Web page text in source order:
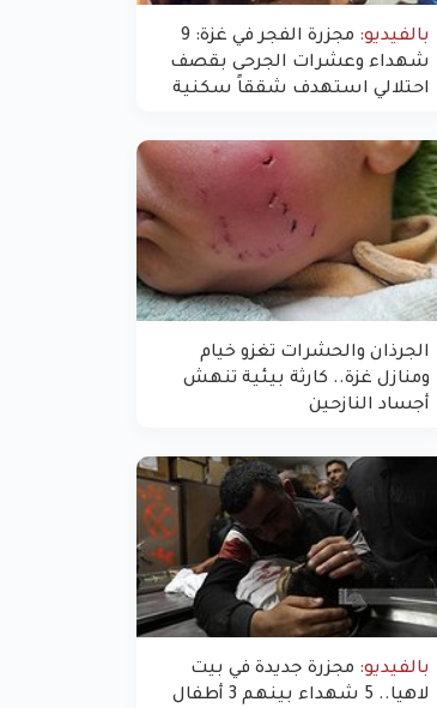
بالفيديو:
مجزرة الفجر في غزة: 9
شهداء وعشرات الجرحى بقصف
احتلالي استهدف شققاً سكنية
الجرذان والحشرات تغزو خيام
ومنازل غزة.. كارثة بيئية تنهش
أجساد النازحين
بالفيديو: مجزرة جديدة في بيت
لاهيا.. 5 شهداء بينهم 3 أطفال